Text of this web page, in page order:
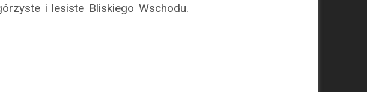
i lesiste Bliskiego Wschodu.